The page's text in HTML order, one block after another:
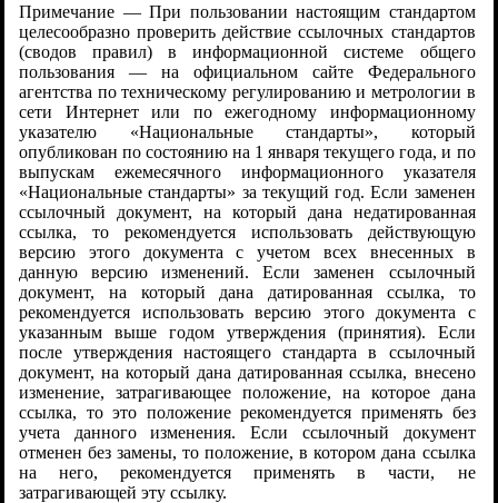
Примечание — При пользовании настоящим стандартом
целесообразно проверить действие ссылочных стандартов
(сводов правил) в информационной системе общего
пользования — на официальном сайте Федерального
агентства по техническому регулированию и метрологии в
сети Интернет или по ежегодному информационному
указателю «Национальные стандарты», который
опубликован по состоянию на 1 января текущего года, и по
выпускам ежемесячного информационного указателя
«Национальные стандарты» за текущий год. Если заменен
ссылочный документ, на который дана недатированная
ссылка, то рекомендуется использовать действующую
версию этого документа с учетом всех внесенных в
данную версию изменений. Если заменен ссылочный
документ, на который дана датированная ссылка, то
рекомендуется использовать версию этого документа с
указанным выше годом утверждения (принятия). Если
после утверждения настоящего стандарта в ссылочный
документ, на который дана датированная ссылка, внесено
изменение, затрагивающее положение, на которое дана
ссылка, то это положение рекомендуется применять без
учета данного изменения. Если ссылочный документ
отменен без замены, то положение, в котором дана ссылка
на него, рекомендуется применять в части, не
затрагивающей эту ссылку.